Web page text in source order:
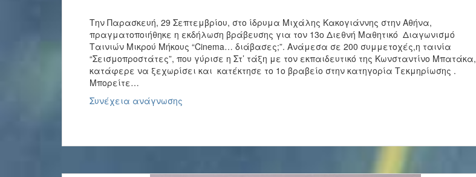
Την Παρασκευή, 29 Σεπτεμβρίου, στο ίδρυμα Μιχάλης Κακογιάννης στην Αθήνα,
πραγματοποιήθηκε η εκδήλωση βράβευσης για τον 13ο Διεθνή Μαθητικό Διαγωνισμό
Ταινιών Μικρού Μήκους “Cinema… διάβασες;”. Ανάμεσα σε 200 συμμετοχές,η ταινία
“Σεισμοπροστάτες”, που γύρισε η Στ’ τάξη με τον εκπαιδευτικό της Κωνσταντίνο Μπατάκα,
κατάφερε να ξεχωρίσει και κατέκτησε το 1ο βραβείο στην κατηγορία Τεκμηρίωσης .
Μπορείτε…
Συνέχεια ανάγνωσης
1ο
στην